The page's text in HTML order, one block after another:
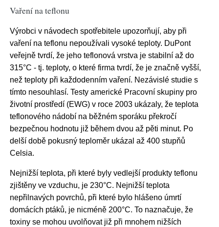
Vaření na teflonu
Výrobci v návodech spotřebitele upozorňují, aby při
vaření na teflonu nepoužívali vysoké teploty. DuPont
veřejně tvrdí, že jeho teflonová vrstva je stabilní až do
315°C - tj. teploty, o které firma tvrdí, že je značně vyšší,
než teploty při každodenním vaření. Nezávislé studie s
tímto nesouhlasí. Testy americké Pracovní skupiny pro
životní prostředí (EWG) v roce 2003 ukázaly, že teplota
teflonového nádobí na běžném sporáku překročí
bezpečnou hodnotu již během dvou až pěti minut. Po
delší době pokusný teploměr ukázal až 400 stupňů
Celsia.
Nejnižší teplota, při které byly vedlejší produkty teflonu
zjištěny ve vzduchu, je 230°C. Nejnižší teplota
nepřilnavých povrchů, při které bylo hlášeno úmrtí
domácích ptáků, je nicméně 200°C. To naznačuje, že
toxiny se mohou uvolňovat již při mnohem nižších